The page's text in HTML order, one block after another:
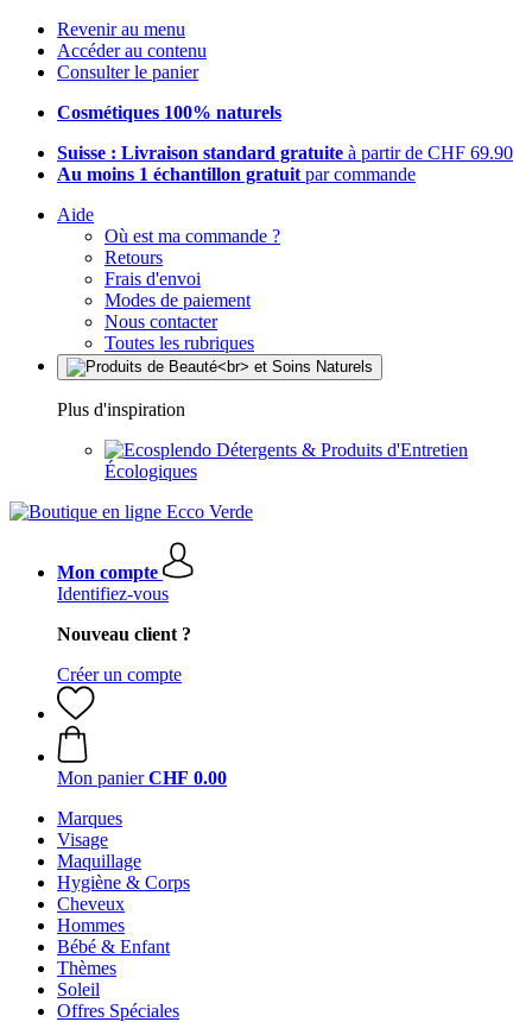
Revenir au menu
Accéder au contenu
Consulter le panier
Cosmétiques 100% naturels
Suisse : Livraison standard gratuite à partir de CHF 69.90
Au moins 1 échantillon gratuit par commande
Aide
Où est ma commande ?
Retours
Frais d'envoi
Modes de paiement
Nous contacter
Toutes les rubriques
Plus d'inspiration
Détergents & Produits d'Entretien
Écologiques
Mon compte
Identifiez-vous
Nouveau client ?
Créer un compte
Mon panier CHF 0.00
Marques
Visage
Maquillage
Hygiène & Corps
Cheveux
Hommes
Bébé & Enfant
Thèmes
Soleil
Offres Spéciales